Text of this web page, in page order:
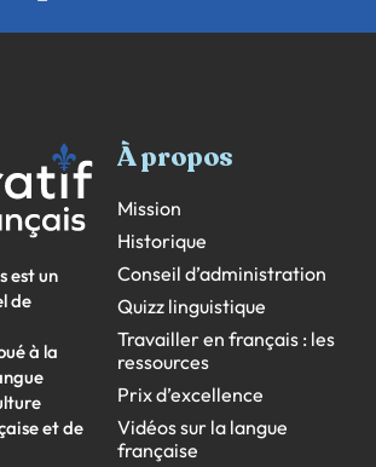
est un
de
à la
et de
À propos
Mission
Historique
Conseil d’administration
Quizz linguistique
Travailler en français : les
ressources
Prix d’excellence
Vidéos sur la langue
française